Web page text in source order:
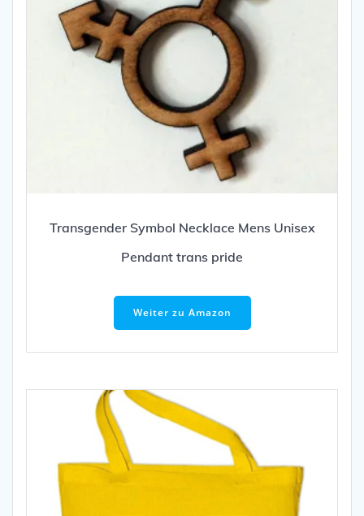
Transgender Symbol Necklace Mens Unisex
Pendant trans pride
Weiter zu Amazon